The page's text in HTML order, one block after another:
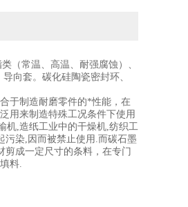
（常温、高温、耐强腐蚀）、
向套。碳化硅陶瓷密封环、
于制造耐磨零件的*性能，在
用来制造特殊工况条件下使用
机,造纸工业中的干燥机,纺织工
污染,因而被禁止使用.而碳石墨
成一定尺寸的条料，在专门
料.